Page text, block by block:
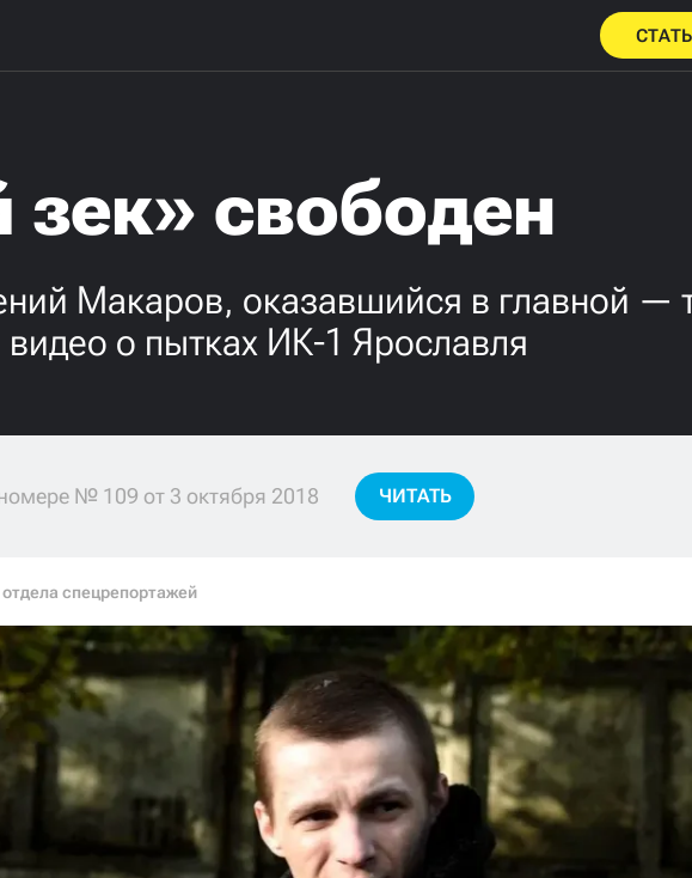
свободен
Макаров, оказавшийся в главной —
о пытках ИК-1 Ярославля
№ 109 от 3 октября 2018 ЧИТАТЬ
спецрепортажей